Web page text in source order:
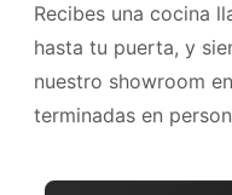
Recibes una cocina
hasta tu puerta, y
nuestro showroom
terminadas en